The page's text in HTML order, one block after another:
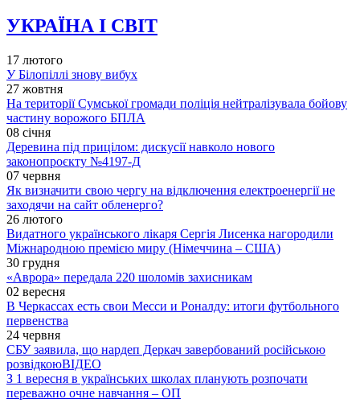
УКРАЇНА І СВІТ
17 лютого
У Білопіллі знову вибух
27 жовтня
На території Сумської громади поліція нейтралізувала бойову
частину ворожого БПЛА
08 січня
Деревина під прицілом: дискусії навколо нового
законопроєкту №4197-Д
07 червня
Як визначити свою чергу на відключення електроенергії не
заходячи на сайт обленерго?
26 лютого
Видатного українського лікаря Сергія Лисенка нагородили
Міжнародною премією миру (Німеччина – США)
30 грудня
«Аврора» передала 220 шоломів захисникам
02 вересня
В Черкассах есть свои Месси и Роналду: итоги футбольного
первенства
24 червня
СБУ заявила, що нардеп Деркач завербований російською
розвідкоюВІДЕО
З 1 вересня в українських школах планують розпочати
переважно очне навчання – ОП